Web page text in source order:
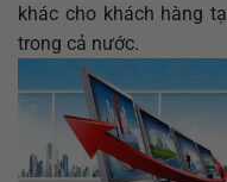
khác cho khách hàng
trong cả nước.